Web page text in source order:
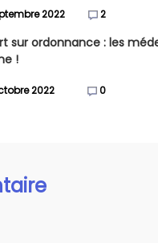
2022 2
sur ordonnance : les
!
2022 0